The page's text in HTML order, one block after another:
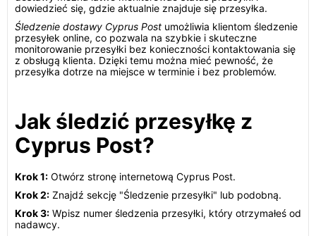
dowiedzieć się, gdzie aktualnie znajduje się przesyłka.
Śledzenie dostawy Cyprus Post umożliwia klientom śledzenie
przesyłek online, co pozwala na szybkie i skuteczne
monitorowanie przesyłki bez konieczności kontaktowania się
z obsługą klienta. Dzięki temu można mieć pewność, że
przesyłka dotrze na miejsce w terminie i bez problemów.
Jak śledzić przesyłkę z
Cyprus Post?
Krok 1: Otwórz stronę internetową Cyprus Post.
Krok 2: Znajdź sekcję "Śledzenie przesyłki" lub podobną.
Krok 3: Wpisz numer śledzenia przesyłki, który otrzymałeś od
nadawcy.